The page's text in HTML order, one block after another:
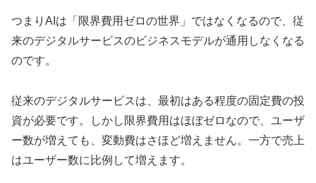
つまりAIは「限界費用ゼロの世界」ではなくなるので、従
来のデジタルサービスのビジネスモデルが通用しなくなる
のです。
従来のデジタルサービスは、最初はある程度の固定費の投
資が必要です。しかし限界費用はほぼゼロなので、ユーザ
ー数が増えても、変動費はさほど増えません。一方で売上
はユーザー数に比例して増えます。